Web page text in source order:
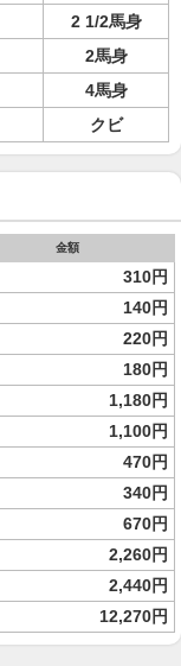
2 1/2馬身
2馬身
4馬身
クビ
金額
310円
140円
220円
180円
1,180円
1,100円
470円
340円
670円
2,260円
2,440円
12,270円